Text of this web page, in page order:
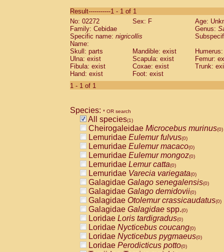
CebidaeSaguinus labiatus(0)
Cebidae Saguinus leucopus (0)
Cebidae
CebidaeSaguinus mystax
Cebidae Saguinus nigricollis (1)
Cebidae Saguinus oedipus
Cebidae Saguinus weddelli
Cebidae Saguinusspp.
Cebidae
CebidaeCebus capucinus
CebidaeCebus nigrivittatus
CebidaeCebus spp.(0)
CebidaeSaimiri boliviensis(0)
CebidaeSaimiri sciureus(0)
AtelidaeAlouatta caraya(0)
AtelidaeAlouatta fusca(0)
AtelidaeAlouatta seniculus(0)
AtelidaeAlouattaspp.(0)
AtelidaeAteles belzebuth(0)
AtelidaeAteles geoffroyi(0)
AtelidaeAteles paniscus(0)
AtelidaeAtelesspp.(0)
AtelidaeLagothrix lagothricha(0)
AtelidaeLagothrix lagothricha cana
PitheciidaeCacajao calvus
Result-----------1 - 1 of 1
No: 02272
Sex: F
Age:
Family: Cebidae
Genus:
Specific name: nigricollis
Name:
Skull: parts
Mandible: exist
Ulna: exist
Scapula: exist
Femur:
Fibula: exist
Coxae: exist
Trunk:
Hand: exist
Foot: exist
1 - 1 of 1
Species: * OR search
All species(1)
Cheirogaleidae Microcebus murinus(0)
Lemuridae Eulemur fulvus(0)
Lemuridae Eulemur macaco(0)
Lemuridae Eulemur mongoz(0)
Lemuridae Lemur catta(0)
Lemuridae Varecia variegata(0)
Galagidae Galago senegalensis(0)
Galagidae Galago demidovii(0)
Galagidae Otolemur crassicaudatus(0)
Galagidae Galagidae spp.(0)
Loridae Loris tardigradus(0)
Loridae Nycticebus coucang(0)
Loridae Nycticebus pygmaeus(0)
Loridae Perodicticus potto(0)